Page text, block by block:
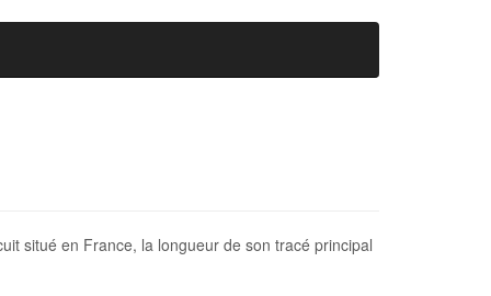
situé en France, la longueur de son tracé principal